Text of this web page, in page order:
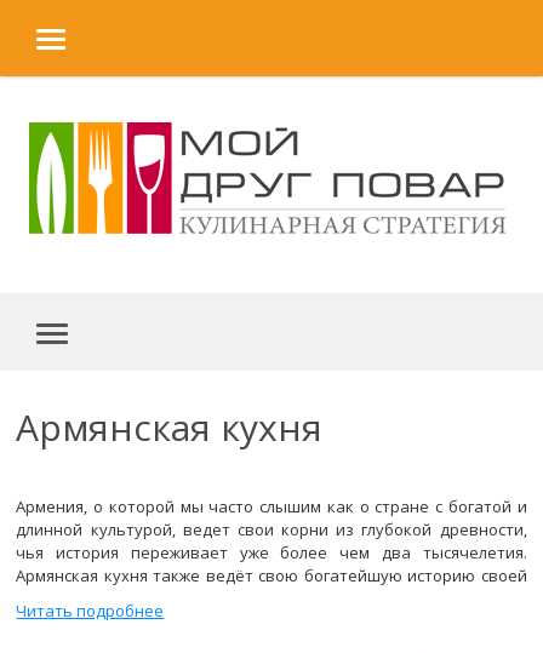
MENU
MENU
Армянская кухня
Армения, о которой мы часто слышим как о стране с богатой и
длинной культурой, ведет свои корни из глубокой древности,
чья история переживает уже более чем два тысячелетия.
Армянская кухня также ведёт свою богатейшую историю своей
поваренной книги, от Османской империи и в течение 20-го века
как часть Закавказской Советской Федеративной
Читать подробнее